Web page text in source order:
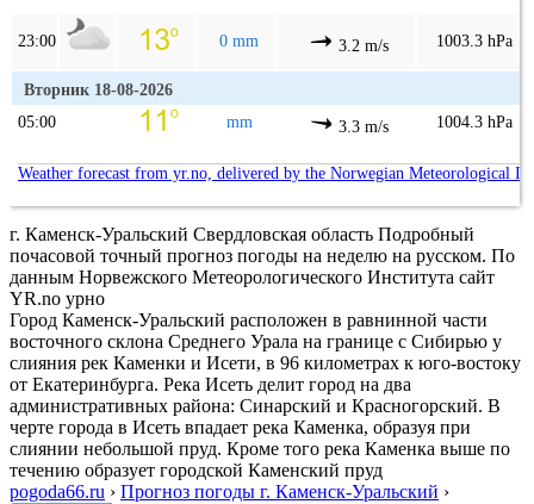
23:00 0 mm 3.2 m/s 1003.3 hPa
Вторник 18-08-2026
05:00
mm 3.3 m/s 1004.3 hPa
Weather forecast from yr.no, delivered by the Norwegian Meteorological
г. Каменск-Уральский Свердловская область Подробный
почасовой точный прогноз погоды на неделю на русском. По
данным Норвежского Метеорологического Института сайт
YR.no урно
Город Каменск-Уральский расположен в равнинной части
восточного склона Среднего Урала на границе с Сибирью у
слияния рек Каменки и Исети, в 96 километрах к юго-востоку
от Екатеринбурга. Река Исеть делит город на два
административных района: Синарский и Красногорский. В
черте города в Исеть впадает река Каменка, образуя при
слиянии небольшой пруд. Кроме того река Каменка выше по
течению образует городской Каменский пруд
pogoda66.ru › Прогноз погоды г. Каменск-Уральский ›